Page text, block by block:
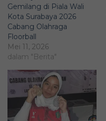
Gemilang di Piala Wali
Kota Surabaya 2026
Cabang Olahraga
Floorball
Mei 11, 2026
dalam "Berita"